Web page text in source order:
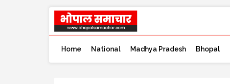
Home National Madhya Pradesh Bhopal